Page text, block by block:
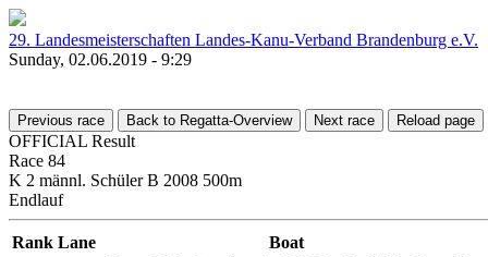
29. Landesmeisterschaften Landes-Kanu-Verband Brandenburg e.V.
Sunday, 02.06.2019 - 9:29
Previous race
OFFICIAL Result
Race 84
K 2 männl. Schüler B 2008 500m
Endlauf